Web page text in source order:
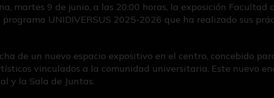
martes 9 de junio, a las 20:00 horas, la exposición Facultad
UNIDIVERSUS 2025-2026 que ha realizado sus
de un nuevo espacio expositivo en el centro, concebido
vinculados a la comunidad universitaria. Este nuevo
y la Sala de Juntas.